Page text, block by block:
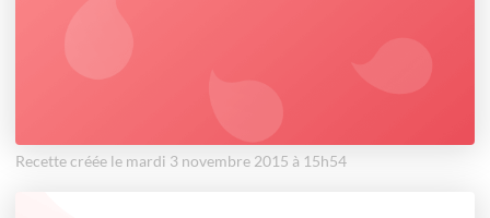
Recette créée le mardi 3 novembre 2015 à 15h54